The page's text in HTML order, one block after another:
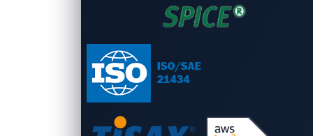
図1：レジスタ割り当てテーブル（左）と物理レ
に基づく画像
CPUが「レジスタをクリアする」という指令を推測的
に実行する際に、必ずしも全ビットをゼロに設定する
わけではありません。実際には、RAT内でレジスタを